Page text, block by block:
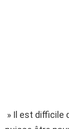
» Il est difficile